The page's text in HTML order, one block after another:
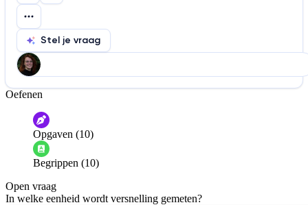
Stel je vraag
Help ons de video te verbeteren
De audio is slecht
Informatie is onjuist
De docent is te langdradig
De uitleg gaat te langzaam
Oefenen
Opgaven (10)
Begrippen (10)
Open vraag
In welke eenheid wordt versnelling gemeten?